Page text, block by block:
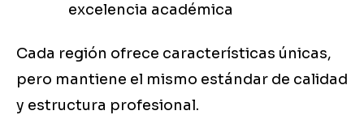
excelencia académica
Cada región ofrece características únicas,
pero mantiene el mismo estándar de calidad
y estructura profesional.